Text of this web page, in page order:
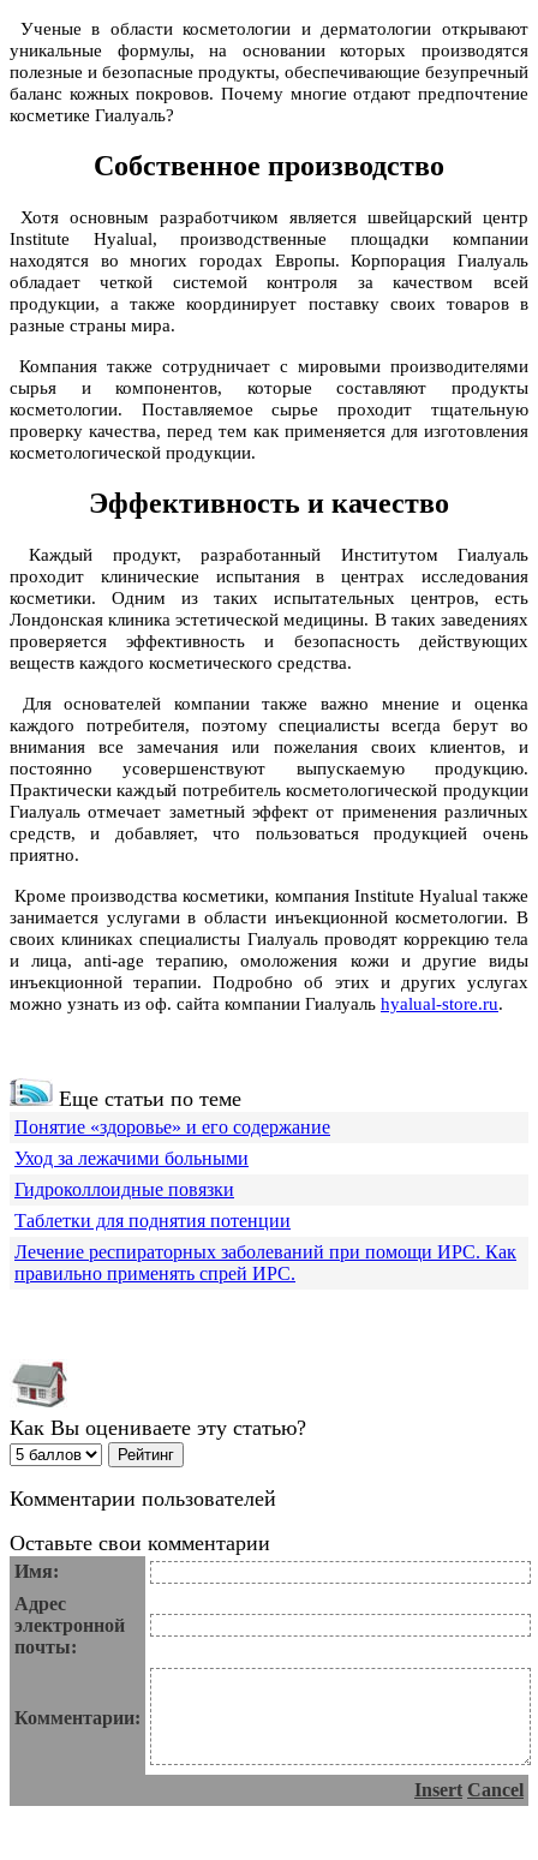
Ученые в области косметологии и дерматологии открывают
уникальные формулы, на основании которых производятся
полезные и безопасные продукты, обеспечивающие безупречный
баланс кожных покровов. Почему многие отдают предпочтение
косметике Гиалуаль?
Собственное производство
Хотя основным разработчиком является швейцарский центр
Institute Hyalual, производственные площадки компании
находятся во многих городах Европы. Корпорация Гиалуаль
обладает четкой системой контроля за качеством всей
продукции, а также координирует поставку своих товаров в
разные страны мира.
Компания также сотрудничает с мировыми производителями
сырья и компонентов, которые составляют продукты
косметологии. Поставляемое сырье проходит тщательную
проверку качества, перед тем как применяется для изготовления
косметологической продукции.
Эффективность и качество
Каждый продукт, разработанный Институтом Гиалуаль
проходит клинические испытания в центрах исследования
косметики. Одним из таких испытательных центров, есть
Лондонская клиника эстетической медицины. В таких заведениях
проверяется эффективность и безопасность действующих
веществ каждого косметического средства.
Для основателей компании также важно мнение и оценка
каждого потребителя, поэтому специалисты всегда берут во
внимания все замечания или пожелания своих клиентов, и
постоянно усовершенствуют выпускаемую продукцию.
Практически каждый потребитель косметологической продукции
Гиалуаль отмечает заметный эффект от применения различных
средств, и добавляет, что пользоваться продукцией очень
приятно.
Кроме производства косметики, компания Institute Hyalual также
занимается услугами в области инъекционной косметологии. В
своих клиниках специалисты Гиалуаль проводят коррекцию тела
и лица, anti-age терапию, омоложения кожи и другие виды
инъекционной терапии. Подробно об этих и других услугах
можно узнать из оф. сайта компании Гиалуаль hyalual-store.ru.
Еще статьи по теме
Понятие «здоровье» и его содержание
Уход за лежачими больными
Гидроколлоидные повязки
Таблетки для поднятия потенции
Лечение респираторных заболеваний при помощи ИРС. Как
правильно применять спрей ИРС.
Как Вы оцениваете эту статью?
Комментарии пользователей
Оставьте свои комментарии
Имя:
Адрес
электронной
почты:
Комментарии:
Insert Cancel